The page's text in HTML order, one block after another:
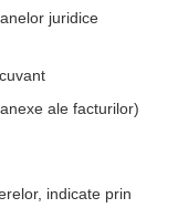
juridice
ale facturilor)
indicate prin